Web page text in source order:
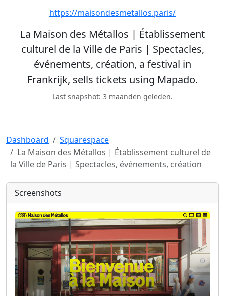
https://maisondesmetallos.paris/
La Maison des Métallos | Établissement
culturel de la Ville de Paris | Spectacles,
événements, création, a festival in
Frankrijk, sells tickets using Mapado.
Last snapshot: 3 maanden geleden.
Dashboard
Squarespace
La Maison des Métallos | Établissement culturel de
la Ville de Paris | Spectacles, événements, création
Screenshots